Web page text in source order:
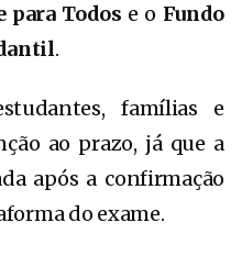
para Todos e o Fundo
.
famílias e
ao prazo, já que a
após a confirmação
do exame.